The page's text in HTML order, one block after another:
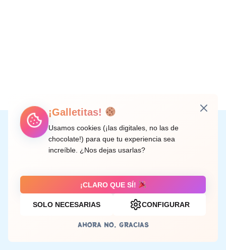
Instagram
Facebook
X LinkedIn
Correo electrónico
C/ Doctor Rodríguez de la Fuente, 8 València
Aviso legal
¡Galletitas!
Usamos cookies (¡las digitales, no las de
chocolate!) para que tu experiencia sea
increíble. ¿Nos dejas usarlas?
¡CLARO QUE SÍ!
SOLO NECESARIAS CONFIGURAR
AHORA NO, GRACIAS